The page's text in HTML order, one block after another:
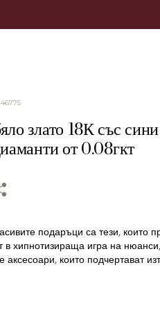
46775
злато 18К със
от 0.08гкт
подаръци са тези, които
в хипнотизираща игра на
аксесоари, които подчертават